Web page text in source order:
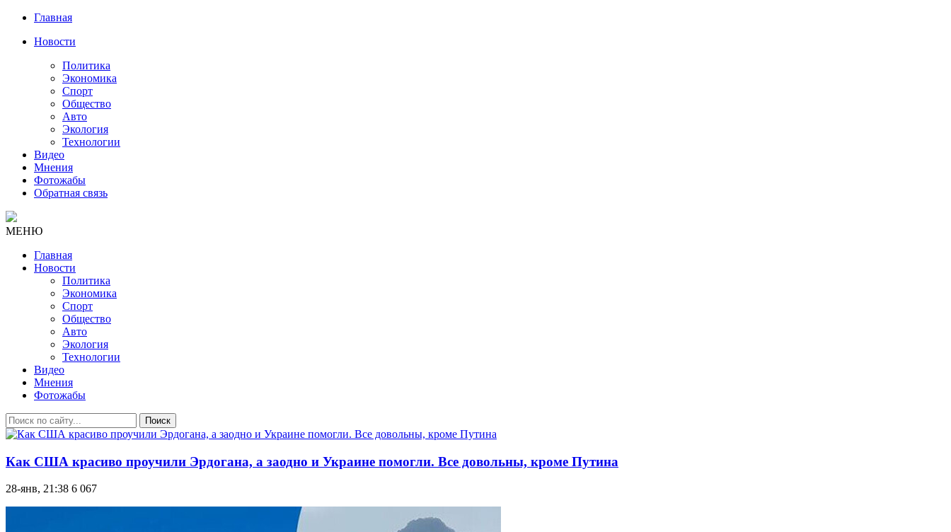
Главная
Новости
Политика
Экономика
Спорт
Общество
Авто
Экология
Технологии
Видео
Мнения
Фотожабы
Обратная связь
МЕНЮ
Главная
Новости
Политика
Экономика
Спорт
Общество
Авто
Экология
Технологии
Видео
Мнения
Фотожабы
Поиск
Как США красиво проучили Эрдогана, а заодно и Украине помогли. Все довольны, кроме Путина
28-янв, 21:38 6 067